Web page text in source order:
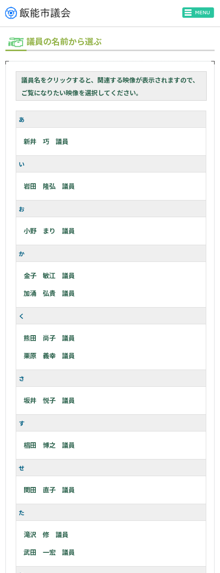
議員の名前から選ぶ
議員名をクリックすると、関連する映像が表示されますので、
ご覧になりたい映像を選択してください。
あ
新井 巧 議員
い
岩田 隆弘 議員
お
小野 まり 議員
か
金子 敏江 議員
加涌 弘貴 議員
く
熊田 尚子 議員
栗原 義幸 議員
さ
坂井 悦子 議員
す
椙田 博之 議員
せ
関田 直子 議員
た
滝沢 修 議員
武田 一宏 議員